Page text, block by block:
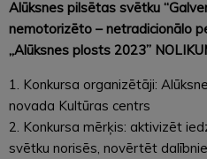
Alūksnes pilsētas svētku
nemotorizēto – netradicionālo
„Alūksnes plosts 2023”
1. Konkursa organizētāji:
novada Kultūras centrs
2. Konkursa mērķis: aktivizēt
svētku norisēs, novērtēt